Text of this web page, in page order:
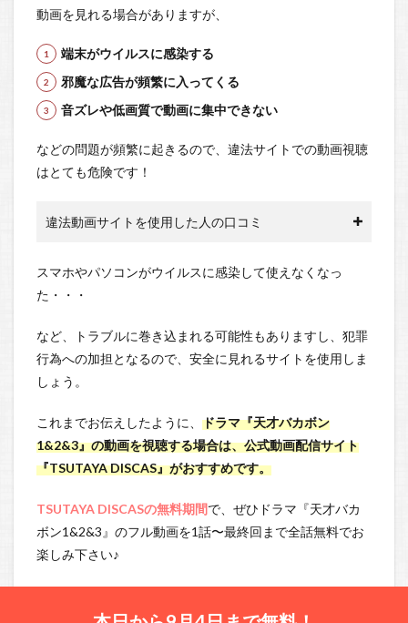
動画を見れる場合がありますが、
端末がウイルスに感染する
邪魔な広告が頻繁に入ってくる
音ズレや低画質で動画に集中できない
などの問題が頻繁に起きるので、違法サイトでの動画視聴
はとても危険です！
違法動画サイトを使用した人の口コミ
スマホやパソコンがウイルスに感染して使えなくなっ
た・・・
など、トラブルに巻き込まれる可能性もありますし、犯罪
行為への加担となるので、安全に見れるサイトを使用しま
しょう。
これまでお伝えしたように、 ドラマ『天才バカボン
1&2&3』の動画を視聴する場合は、公式動画配信サイト
『TSUTAYA DISCAS』がおすすめです。
TSUTAYA DISCASの無料期間で、ぜひドラマ『天才バカ
ボン1&2&3』のフル動画を1話〜最終回まで全話無料でお
楽しみ下さい♪